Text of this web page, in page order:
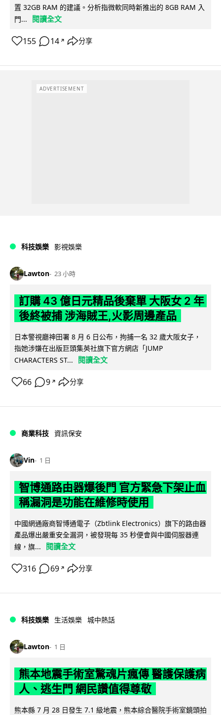
置 32GB RAM 的建議。分析指微軟同時新推出的 8GB RAM 入
門...
閱讀全文
155 14 ↗ 分享
ADVERTISEMENT
科技娛樂 影視娛樂
Lawton 23 小時
訂購 43 億日元精品後棄單 大阪女 2 年
後終被捕 涉海賊王,火影周邊產品
日本警視廳神田署 8 月 6 日公布，拘捕一名 32 歲大阪女子，
指她涉嫌在出版巨頭集英社旗下官方網店「JUMP
CHARACTERS ST...
閱讀全文
66 9 ↗ 分享
商業科技 資訊保安
Vin 1 日
智博通路由器爆後門 官方緊急下架止血
稱漏洞是功能在維修時使用
中國網通廠商智博通電子（Zbtlink Electronics）旗下的路由器
產品爆出嚴重安全漏洞，被發現每 35 秒便會與中國伺服器連
線，旗...
閱讀全文
316 69 ↗ 分享
科技娛樂 生活娛樂 城中熱話
Lawton 1 日
熊本地震手術室驚魂片瘋傳 醫護保護病
人、逃生門 網民讚值得尊敬
熊本縣 7 月 28 日發生 7.1 級地震，熊本綜合醫院手術室鏡頭拍